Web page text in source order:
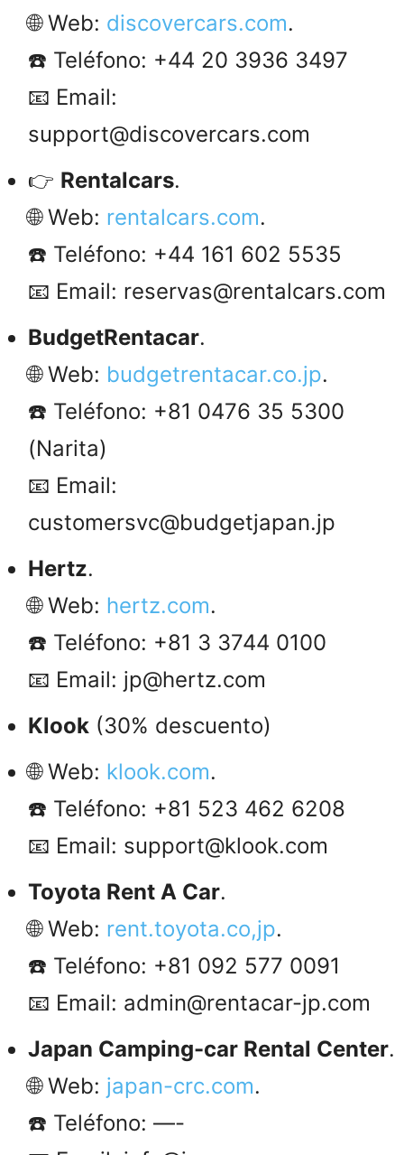
🌐 Web: discovercars.com.
☎️ Teléfono: +44 20 3936 3497
📧 Email:
support@discovercars.com
👉 Rentalcars.
🌐 Web: rentalcars.com.
☎️ Teléfono: +44 161 602 5535
📧 Email: reservas@rentalcars.com
BudgetRentacar.
🌐 Web: budgetrentacar.co.jp.
☎️ Teléfono: +81 0476 35 5300
(Narita)
📧 Email:
customersvc@budgetjapan.jp
Hertz.
🌐 Web: hertz.com.
☎️ Teléfono: +81 3 3744 0100
📧 Email: jp@hertz.com
Klook (30% descuento)
🌐 Web: klook.com.
☎️ Teléfono: +81 523 462 6208
📧 Email: support@klook.com
Toyota Rent A Car.
🌐 Web: rent.toyota.co,jp.
☎️ Teléfono: +81 092 577 0091
📧 Email: admin@rentacar-jp.com
Japan Camping-car Rental Center.
🌐 Web: japan-crc.com.
☎️ Teléfono: —-